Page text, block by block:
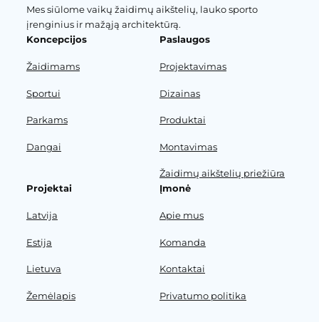
Mes siūlome vaikų žaidimų aikštelių, lauko sporto
įrenginius ir mažąją architektūrą.
Koncepcijos
Žaidimams
Sportui
Parkams
Dangai
Paslaugos
Projektavimas
Dizainas
Produktai
Montavimas
Žaidimų aikštelių priežiūra
Projektai
Latvija
Estija
Lietuva
Žemėlapis
Įmonė
Apie mus
Komanda
Kontaktai
Privatumo politika